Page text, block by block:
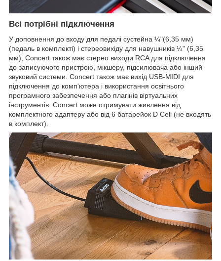
Всі потрібні підключення
У доповнення до входу для педалі сустейна ¼"(6,35 мм)
(педаль в комплекті) і стереовихіду для навушників ¼" (6,35
мм), Concert також має стерео виходи RCA для підключення
до записуючого пристрою, мікшеру, підсилювача або інший
звуковий системи. Concert також має вихід USB-MIDI для
підключення до комп'ютера і використання освітнього
програмного забезпечення або плагінів віртуальних
інструментів. Concert може отримувати живлення від
комплектного адаптеру або від 6 батарейок D Cell (не входять
в комплект).